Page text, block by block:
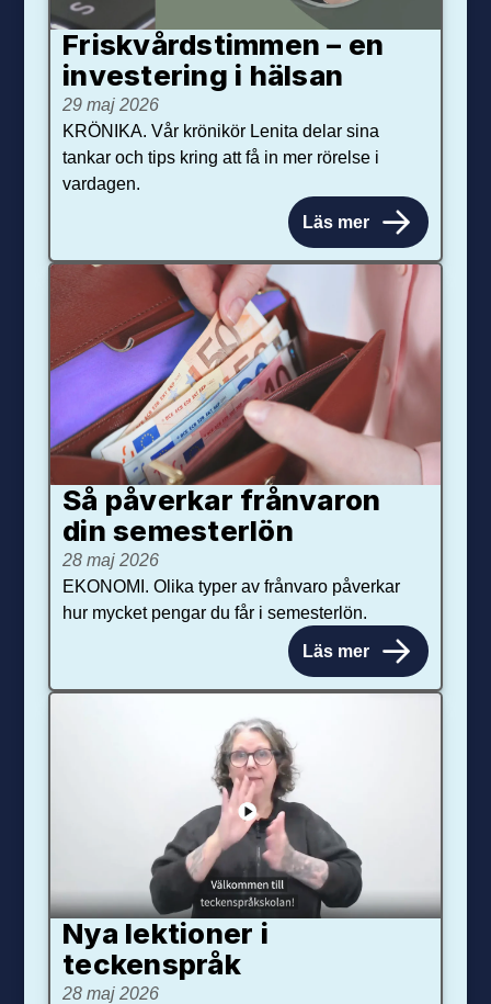
Friskvårdstimmen – en
investering i hälsan
29 maj 2026
KRÖNIKA. Vår krönikör Lenita delar sina
tankar och tips kring att få in mer rörelse i
vardagen.
Läs mer
Så påverkar från­varon
din semester­lön
28 maj 2026
EKONOMI. Olika typer av frånvaro påverkar
hur mycket pengar du får i semesterlön.
Läs mer
Nya lektioner i
teckenspråk
28 maj 2026